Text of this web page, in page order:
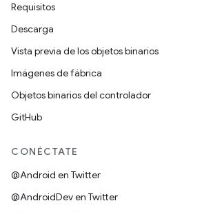
Requisitos
Descarga
Vista previa de los objetos binarios
Imágenes de fábrica
Objetos binarios del controlador
GitHub
CONÉCTATE
@Android en Twitter
@AndroidDev en Twitter